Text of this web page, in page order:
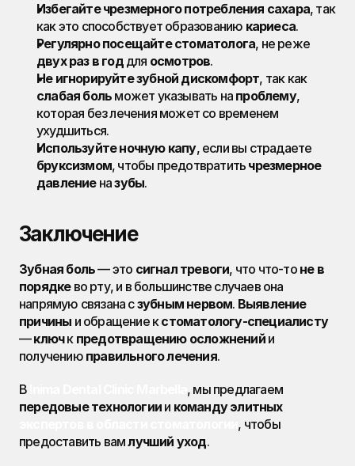
Избегайте чрезмерного потребления сахара, так
как это способствует образованию кариеса.
Регулярно посещайте стоматолога
двух раз в год для осмотров.
Не игнорируйте зубной дискомфорт
, так как
слабая боль может указывать на проблему,
которая без лечения может со временем
ухудшиться.
Используйте ночную капу
бруксизмом, чтобы предотвратить чрезмерное
давление на зубы.
Заключение
Зубная боль — это сигнал тревоги, что что-то не в
порядке во рту, и в большинстве случаев она
напрямую связана с зубным нервом. Выявление
причины и обращение к стоматологу-специалисту
— ключ к предотвращению осложнений и
получению правильного лечения.
В
передовые технологии и
команду элитных
, чтобы
предоставить вам лучший уход.